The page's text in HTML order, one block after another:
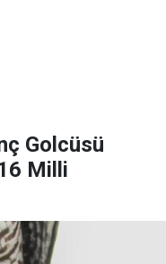
Golcüsü
Milli